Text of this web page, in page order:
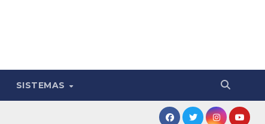
SISTEMAS